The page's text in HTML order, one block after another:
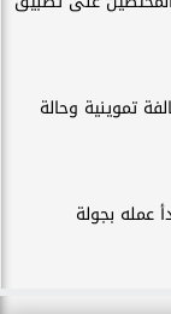
تضبط 32 مخالفة تموينية وحالة
عمله بجولة